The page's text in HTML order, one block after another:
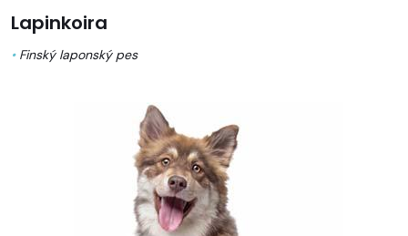
Lapinkoira
• Finský laponský pes